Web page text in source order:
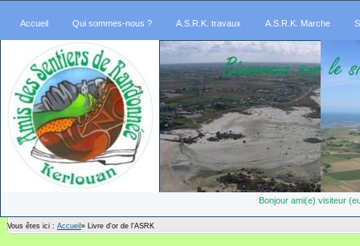
Accueil Qui sommes-nous ? A.S.R.K. travaux A.S.R.K. Marche
Bonjour ami(e) visiteur
Vous êtes ici :Accueil» Livre d'or de l'ASRK